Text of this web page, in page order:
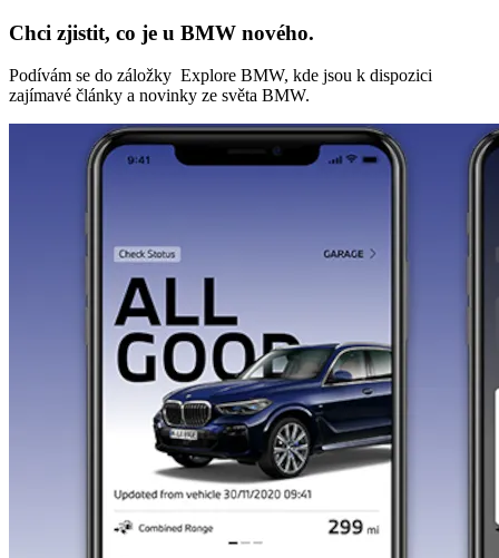
Chci zjistit, co je u BMW nového.
Podívám se do záložky Explore BMW, kde jsou k dispozici
zajímavé články a novinky ze světa BMW.